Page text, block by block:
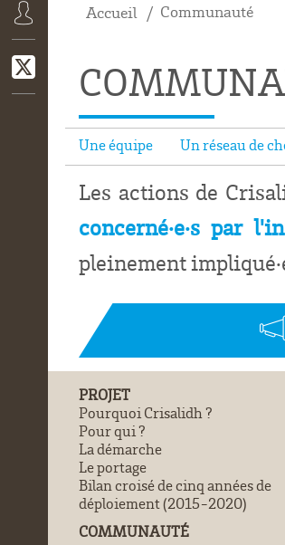
ACTUALITÉS
CONNEXION
Accueil Communauté
Une équipe Un réseau de
Les actions de
concerné·e·s par
pleinement
PROJET
Pourquoi Crisalidh ?
Pour qui ?
La démarche
Le portage
Bilan croisé de cinq années de
déploiement (2015-2020)
COMMUNAUTÉ